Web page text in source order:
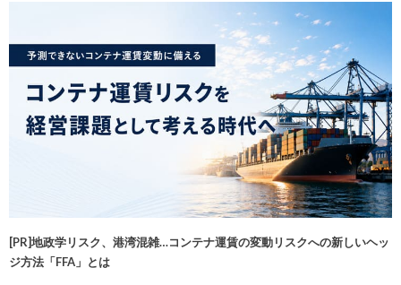
[PR]地政学リスク、港湾混雑…コンテナ運賃の変動リスクへの新しいヘッ
ジ方法「FFA」とは